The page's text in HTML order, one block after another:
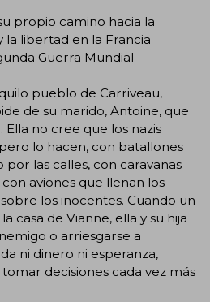
propio camino hacia la
la libertad en la Francia
Guerra Mundial
pueblo de Carriveau,
de su marido, Antoine, que
no cree que los nazis
lo hacen, con batallones
las calles, con caravanas
aviones que llenan los
los inocentes. Cuando un
casa de Vianne, ella y su hija
o arriesgarse a
ni dinero ni esperanza,
decisiones cada vez más